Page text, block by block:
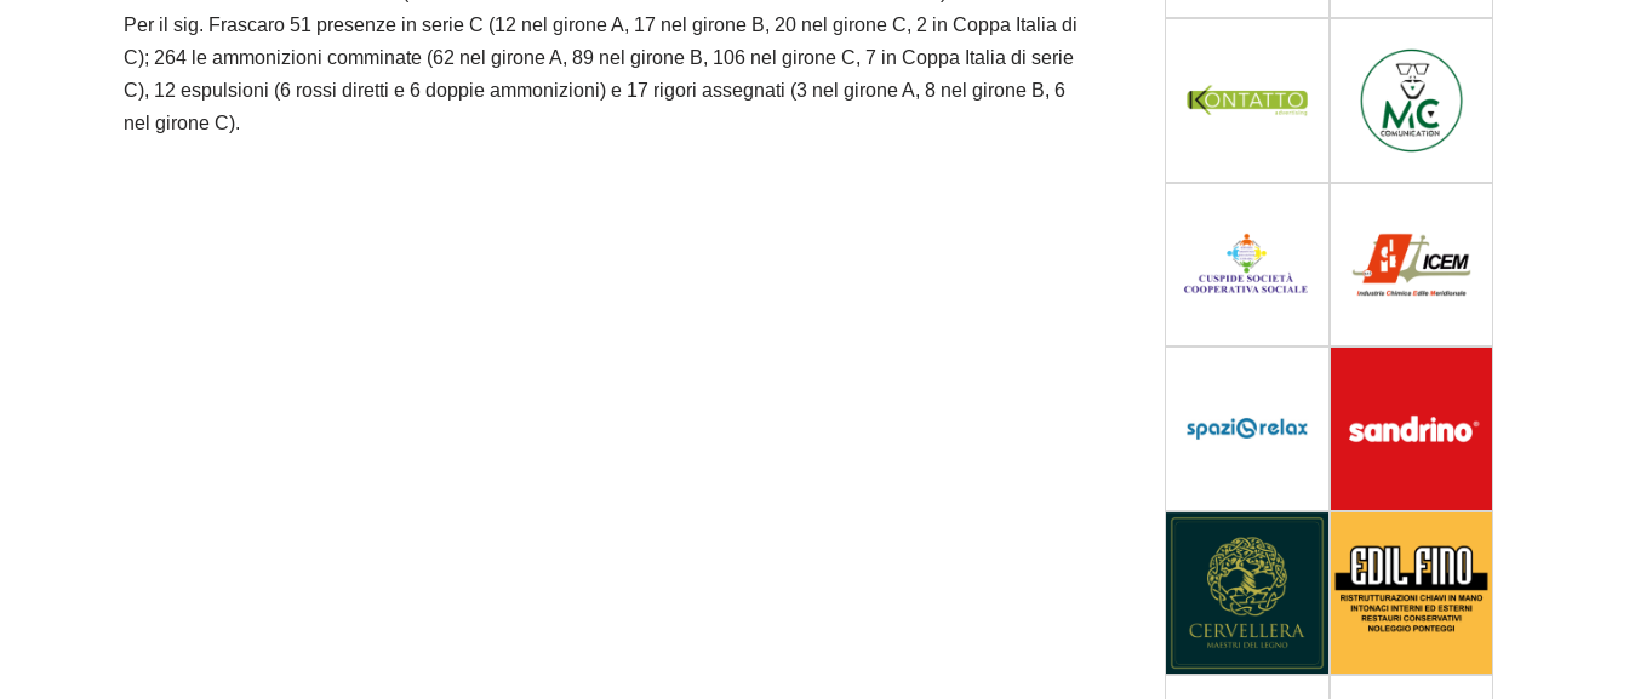
Per il sig. Frascaro 51 presenze in serie C (12 nel girone A, 17 nel girone B, 20 nel girone C, 2 in Coppa Italia di
C); 264 le ammonizioni comminate (62 nel girone A, 89 nel girone B, 106 nel girone C, 7 in Coppa Italia di serie
C), 12 espulsioni (6 rossi diretti e 6 doppie ammonizioni) e 17 rigori assegnati (3 nel girone A, 8 nel girone B, 6
nel girone C).